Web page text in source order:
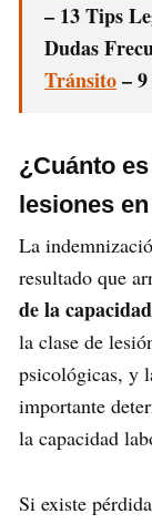
– 13 Tips
Dudas
Tránsito–
¿Cuánto
lesiones
La
resultado que
de la
la clase de
psicológicas, y
importante
la capacidad
Si existe